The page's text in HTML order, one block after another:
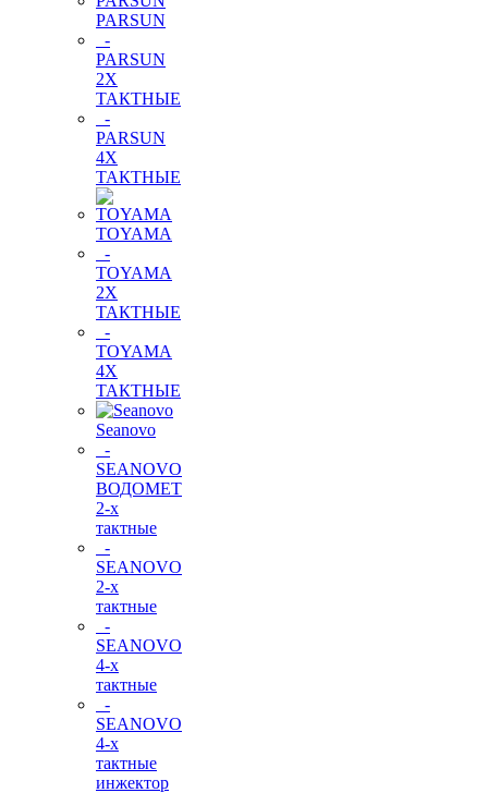
PARSUN
-
PARSUN
2Х
ТАКТНЫЕ
-
PARSUN
4Х
ТАКТНЫЕ
TOYAMA
-
TOYAMA
2Х
ТАКТНЫЕ
-
TOYAMA
4Х
ТАКТНЫЕ
Seanovo
-
SEANOVO
ВОДОМЕТ
2-х
тактные
-
SEANOVO
2-х
тактные
-
SEANOVO
4-х
тактные
-
SEANOVO
4-х
тактные
инжектор